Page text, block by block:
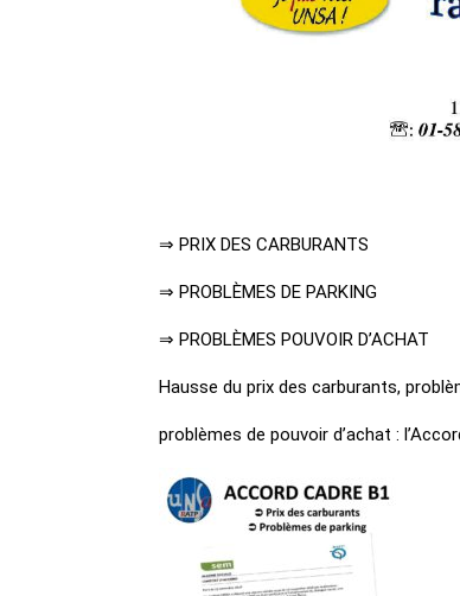
⇒ PRIX DES CARBURANTS
⇒ PROBLÈMES DE PARKING
⇒ PROBLÈMES POUVOIR D’ACHAT
Hausse du prix des carburants,
problèmes de pouvoir d’achat :